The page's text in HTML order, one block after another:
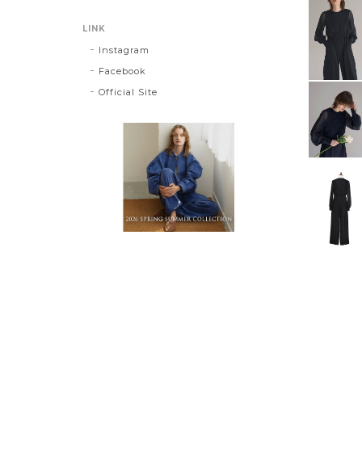
LINK
Instagram
Facebook
Official Site